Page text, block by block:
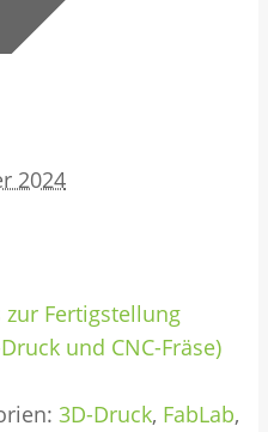
2024
Fertigstellung
und CNC-Fräse)
3D-Druck, FabLab,